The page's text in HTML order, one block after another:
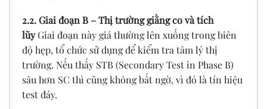
2.2. Giai đoạn B – Thị trường giằng co và tích
lũyGiai đoạn này giá thường lên xuống trong biên
độ hẹp, tổ chức sử dụng để kiểm tra tâm lý thị
trường. Nếu thấy STB (Secondary Test in Phase B)
sâu hơn SC thì cũng không bất ngờ, vì đó là tín hiệu
test đáy.